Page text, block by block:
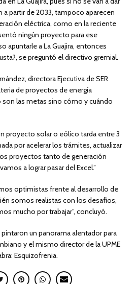
a partir de 2033, tampoco aparecen
eléctrica, como en la reciente
ningún proyecto para ese
apuntarle a La Guajira, entonces
se preguntó el directivo gremial.
directora Ejecutiva de SER
de proyectos de energía
las metas sino cómo y cuándo
proyecto solar o eólico tarda entre 3
por acelerar los trámites, actualizar
proyectos tanto de generación
a lograr pasar del Excel.”
optimistas frente al desarrollo de
somos realistas con los desafíos,
mucho por trabajar”, concluyó.
un panorama alentador para
y el mismo director de la UPME
Esquizofrenia.